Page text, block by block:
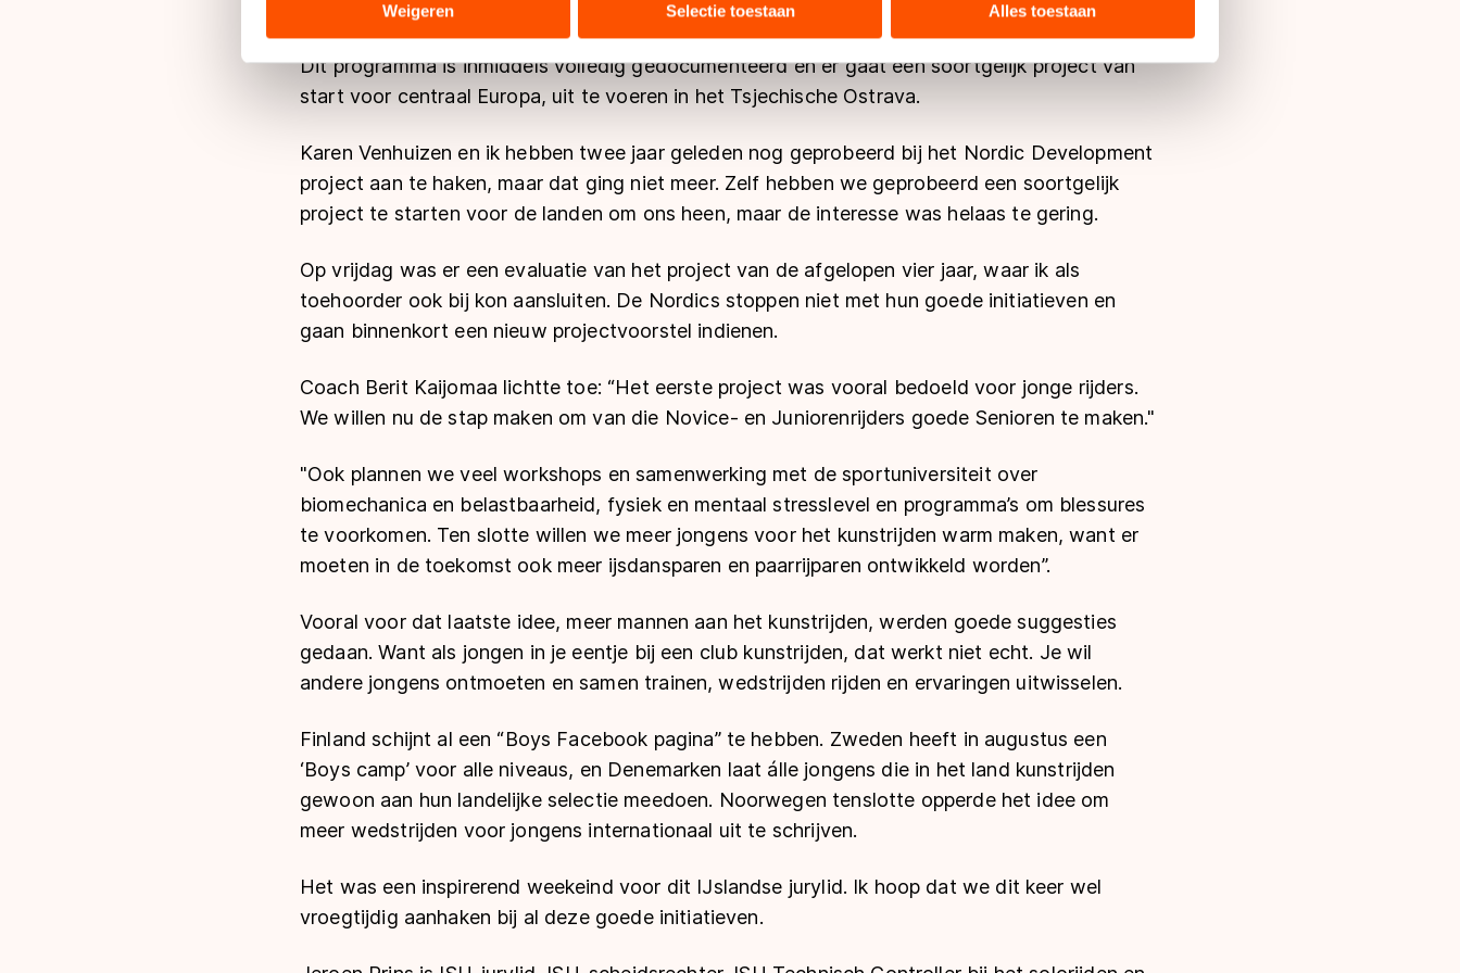
analyse. Zij kunnen deze combineren met andere gegevens die u aan hen heeft verstrekt of die zij hebben verzameld via
hun services. Sommige partners kunnen gegevens doorgeven aan landen buiten de EU, zoals de VS, waar mogelijk geen
adequaat beschermingsniveau geldt volgens de GDPR. Door op ‘Toestaan’ te klikken, stemt u in met deze overdracht.
Meer informatie vindt u in ons
cookiebeleid
Weigeren Selectie toestaan Alles toestaan
trainingsomgeving opdrachten moesten worden uitgevoerd.
Dit programma is inmiddels volledig gedocumenteerd en er gaat een soortgelijk project van
start voor centraal Europa, uit te voeren in het Tsjechische Ostrava.
Karen Venhuizen en ik hebben twee jaar geleden nog geprobeerd bij het Nordic Development
project aan te haken, maar dat ging niet meer. Zelf hebben we geprobeerd een soortgelijk
project te starten voor de landen om ons heen, maar de interesse was helaas te gering.
Op vrijdag was er een evaluatie van het project van de afgelopen vier jaar, waar ik als
toehoorder ook bij kon aansluiten. De Nordics stoppen niet met hun goede initiatieven en
gaan binnenkort een nieuw projectvoorstel indienen.
Coach Berit Kaijomaa lichtte toe: “Het eerste project was vooral bedoeld voor jonge rijders.
We willen nu de stap maken om van die Novice- en Juniorenrijders goede Senioren te maken."
"Ook plannen we veel workshops en samenwerking met de sportuniversiteit over
biomechanica en belastbaarheid, fysiek en mentaal stresslevel en programma’s om blessures
te voorkomen. Ten slotte willen we meer jongens voor het kunstrijden warm maken, want er
moeten in de toekomst ook meer ijsdansparen en paarrijparen ontwikkeld worden”.
Vooral voor dat laatste idee, meer mannen aan het kunstrijden, werden goede suggesties
gedaan. Want als jongen in je eentje bij een club kunstrijden, dat werkt niet echt. Je wil
andere jongens ontmoeten en samen trainen, wedstrijden rijden en ervaringen uitwisselen.
Finland schijnt al een “Boys Facebook pagina” te hebben. Zweden heeft in augustus een
‘Boys camp’ voor alle niveaus, en Denemarken laat álle jongens die in het land kunstrijden
gewoon aan hun landelijke selectie meedoen. Noorwegen tenslotte opperde het idee om
meer wedstrijden voor jongens internationaal uit te schrijven.
Het was een inspirerend weekeind voor dit IJslandse jurylid. Ik hoop dat we dit keer wel
vroegtijdig aanhaken bij al deze goede initiatieven.